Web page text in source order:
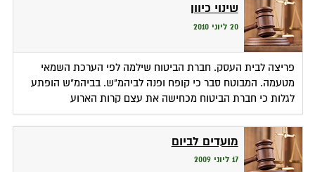
שינוי כיוון
20 ליוני 2010
פריצה לבית העסק. חברת הביטוח שילמה לפי הערכת השמאי
מטעמה. המבוטח סבר כי קופח ופנה לביהמ"ש. בביהמ"ש הופתע
לגלות כי חברת הביטוח מכחישה את עצם קרות הארוע
מועדים לביום
17 ליוני 2009